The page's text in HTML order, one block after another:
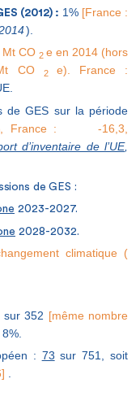
(2012) : 1% [France :
2014).
CO 2 e en 2014 (hors
CO
2 e). France :
de GES sur la période
France : -16,3,
d’inventaire de l’UE,
de GES :
2023-2027.
2028-2032.
climatique (
sur 352 [même nombre
: 73 sur 751, soit